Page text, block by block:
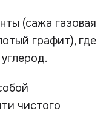
(сажа газовая
графит), где
чистого